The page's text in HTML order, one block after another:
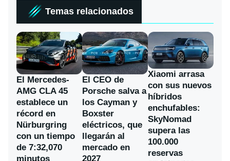
Temas relacionados
El Mercedes-
AMG CLA 45
establece un
récord en
Nürburgring
con un tiempo
de 7:32,070
minutos
El CEO de
Porsche salva a
los Cayman y
Boxster
eléctricos, que
llegarán al
mercado en
2027
Xiaomi arrasa
con sus nuevos
híbridos
enchufables:
SkyNomad
supera las
100.000
reservas